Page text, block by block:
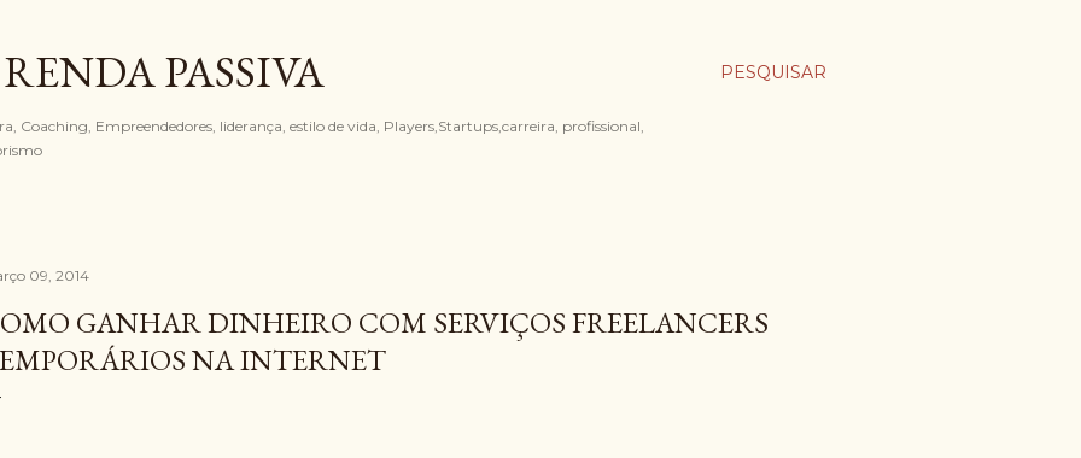
PESQUISAR
PASSIVA
Coaching, Empreendedores, liderança, estilo de vida, Players,Startups,carreira, profissional,
09, 2014
GANHAR DINHEIRO COM SERVIÇOS FREELANCERS
NA INTERNET